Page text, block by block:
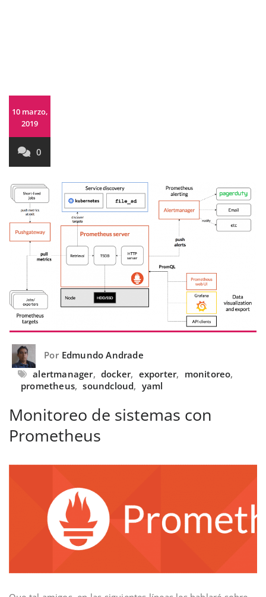
10 marzo,
2019
0
Por Edmundo Andrade
alertmanager, docker, exporter, monitoreo,
prometheus, soundcloud, yaml
Monitoreo de sistemas con
Prometheus